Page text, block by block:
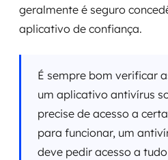
geralmente é seguro
aplicativo de confiança.
É sempre bom verificar
um aplicativo antivírus
precise de acesso a
para funcionar, um
deve pedir acesso a